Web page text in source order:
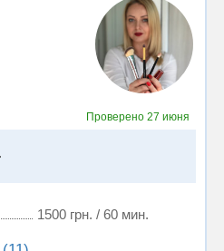
Проверено 27 июня
1500 грн. / 60 мин.